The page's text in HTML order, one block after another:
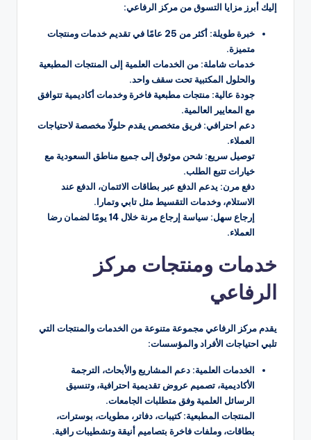
إليك أبرز مزايا التسوق من مركز الرفاعي:
خبرة طويلة: أكثر من 25 عامًا في تقديم خدمات ومنتجات
متميزة.
خدمات شاملة: من الخدمات العلمية إلى المنتجات المطبعية
والحلول المكتبية تحت سقف واحد.
جودة عالية: منتجات مطبعية فاخرة وخدمات أكاديمية تتوافق
مع المعايير العالمية.
دعم احترافي: فريق متخصص يقدم حلولًا مخصصة لاحتياجات
العملاء.
توصيل سريع: شحن موثوق إلى جميع مناطق السعودية مع
خيارات تتبع الطلب.
دفع مرن: يدعم الدفع عبر بطاقات الائتمان، الدفع عند
الاستلام، وخدمات التقسيط مثل تابي وتمارا.
إرجاع سهل: سياسة إرجاع مرنة خلال 14 يومًا لضمان رضا
العملاء.
خدمات ومنتجات مركز
الرفاعي
يقدم مركز الرفاعي مجموعة متنوعة من الخدمات والمنتجات التي
تلبي احتياجات الأفراد والمؤسسات:
الخدمات العلمية: دعم المشاريع والأبحاث، الترجمة
الأكاديمية، تصميم عروض تقديمية احترافية، وتنسيق
الرسائل العلمية وفق متطلبات الجامعات.
المنتجات المطبعية: كتيبات، دفاتر، مطويات، بوسترات،
بطاقات، وملفات فاخرة بتصاميم أنيقة وتشطيبات راقية.